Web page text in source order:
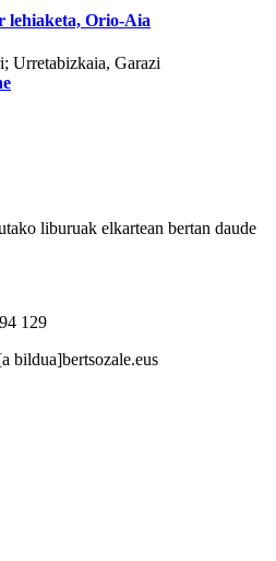
lehiaketa, Orio-Aia
Urretabizkaia, Garazi
liburuak elkartean bertan daude
129
bildua]bertsozale.eus